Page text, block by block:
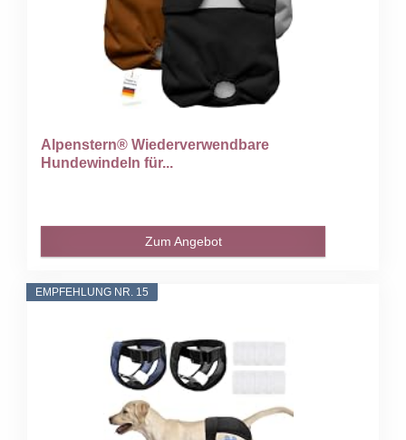
Alpenstern® Wiederverwendbare
Hundewindeln für...
Zum Angebot
EMPFEHLUNG NR. 15